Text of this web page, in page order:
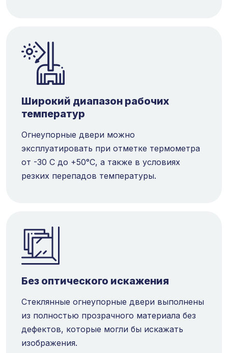
Широкий диапазон рабочих
температур
Огнеупорные двери можно
эксплуатировать при отметке термометра
от -30 С до +50°С, а также в условиях
резких перепадов температуры.
Без оптического искажения
Стеклянные огнеупорные двери выполнены
из полностью прозрачного материала без
дефектов, которые могли бы искажать
изображения.